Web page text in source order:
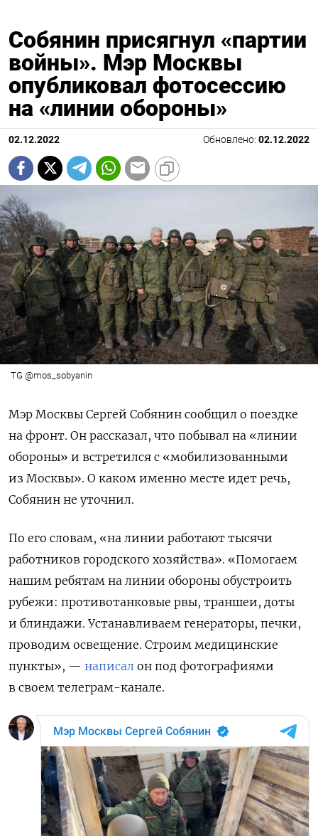
Собянин присягнул «партии
войны». Мэр Москвы
опубликовал фотосессию
на «линии обороны»
02.12.2022 Обновлено: 02.12.2022
TG @mos_sobyanin
Мэр Москвы Сергей Собянин сообщил о поездке
на фронт. Он рассказал, что побывал на «линии
обороны» и встретился с «мобилизованными
из Москвы». О каком именно месте идет речь,
Собянин не уточнил.
По его словам, «на линии работают тысячи
работников городского хозяйства». «Помогаем
нашим ребятам на линии обороны обустроить
рубежи: противотанковые рвы, траншеи, доты
и блиндажи. Устанавливаем генераторы, печки,
проводим освещение. Строим медицинские
пункты», — написал он под фотографиями
в своем телеграм-канале.